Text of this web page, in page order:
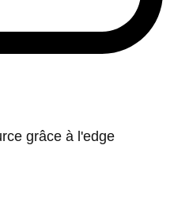
grâce à l'edge